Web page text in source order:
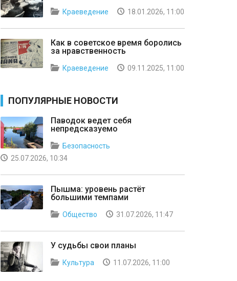
Краеведение 18.01.2026, 11:00
Как в советское время боролись
за нравственность
Краеведение 09.11.2025, 11:00
ПОПУЛЯРНЫЕ НОВОСТИ
Паводок ведет себя
непредсказуемо
Безопасность
25.07.2026, 10:34
Пышма: уровень растёт
большими темпами
Общество 31.07.2026, 11:47
У судьбы свои планы
Культура 11.07.2026, 11:00